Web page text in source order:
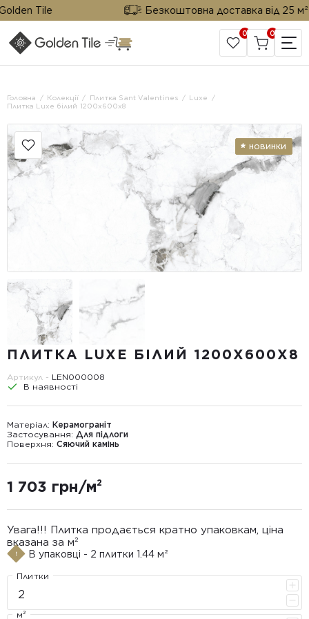
Tile Безкоштовна доставка від 25 м²
САЙТ КОМПАНІЇ
0 0
Головна Колекції Плитка Sant Valentines
Luxe
Плитка Luxe білий 1200x600x8
ПЛИТКА LUXE БІЛИЙ 1200X600X8
Артикул - LEN000008
В наявності
Матеріал: Керамограніт
Застосування: Для підлоги
Поверхня: Сяючий камінь
1 703 грн/м²
Увага!!! Плитка продається кратно упаковкам, ціна
вказана за м²
В упаковці - 2 плитки 1.44 м²
Плитки
м²